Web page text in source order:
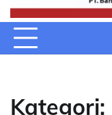
Kategori: